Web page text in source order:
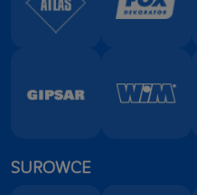
SUROWCE